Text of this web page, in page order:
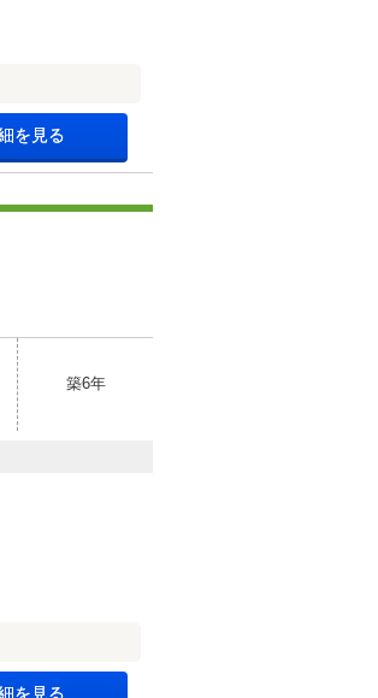
を見る
築6年
を見る